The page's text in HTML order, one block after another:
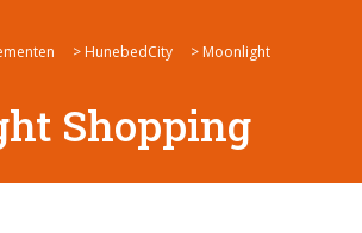
> HunebedCity > Moonlight
Shopping